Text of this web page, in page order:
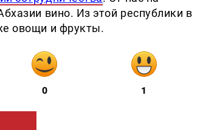
вино. Из этой республики в
овощи и фрукты.
0 1